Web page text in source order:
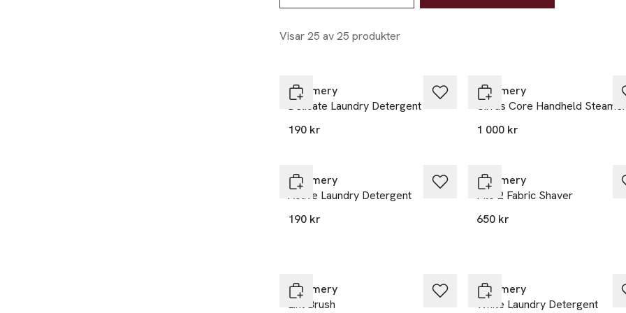
Visar 25 av 25 produkter
Steamery
Delicate Laundry Detergent
190 kr
Steamery
Cirrus Core Handheld Steamer
1 000 kr
Steamery
Active Laundry Detergent
190 kr
Steamery
Pilo 2 Fabric Shaver
650 kr
Steamery
Lint Brush
Steamery
White Laundry Detergent